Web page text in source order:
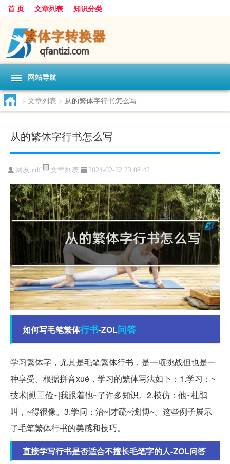
首 页 文章列表 知识分类
网站导航
> 文章列表 > 从的繁体字行书怎么写
从的繁体字行书怎么写
网友:cdf 文章列表 2024-02-22 23:08:42
如何写毛笔繁体行书-ZOL问答
学习繁体字，尤其是毛笔繁体行书，是一项挑战但也是一
种享受。根据拼音xué，学习的繁体写法如下：1.学习：~
技术|勤工俭~|我跟着他~了许多知识。2.模仿：他~杜鹃
叫，~得很像。3.学问：治~|才疏~浅|博~。这些例子展示
了毛笔繁体行书的美感和技巧。
直接学写行书是否适合不擅长毛笔字的人-ZOL问答